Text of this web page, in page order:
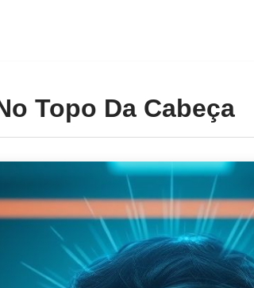
Topo Da Cabeça